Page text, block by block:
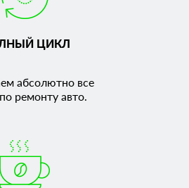
ЦИКЛ
абсолютно все
ремонту авто.